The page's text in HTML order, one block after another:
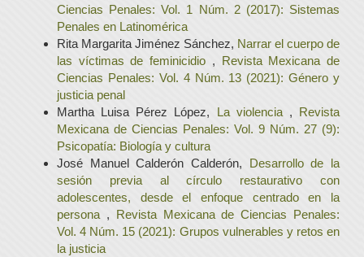
Ciencias Penales: Vol. 1 Núm. 2 (2017): Sistemas
Penales en Latinomérica
Rita Margarita Jiménez Sánchez, Narrar el cuerpo de
las víctimas de feminicidio , Revista Mexicana de
Ciencias Penales: Vol. 4 Núm. 13 (2021): Género y
justicia penal
Martha Luisa Pérez López, La violencia , Revista
Mexicana de Ciencias Penales: Vol. 9 Núm. 27 (9):
Psicopatía: Biología y cultura
José Manuel Calderón Calderón, Desarrollo de la
sesión previa al círculo restaurativo con
adolescentes, desde el enfoque centrado en la
persona , Revista Mexicana de Ciencias Penales:
Vol. 4 Núm. 15 (2021): Grupos vulnerables y retos en
la justicia